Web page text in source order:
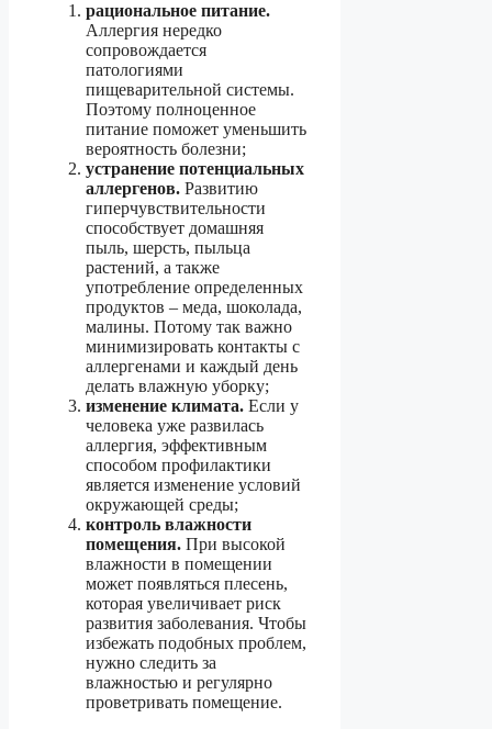
рациональное питание.
Аллергия нередко
сопровождается
патологиями
пищеварительной системы.
Поэтому полноценное
питание поможет уменьшить
вероятность болезни;
устранение потенциальных
аллергенов. Развитию
гиперчувствительности
способствует домашняя
пыль, шерсть, пыльца
растений, а также
употребление определенных
продуктов – меда, шоколада,
малины. Потому так важно
минимизировать контакты с
аллергенами и каждый день
делать влажную уборку;
изменение климата. Если у
человека уже развилась
аллергия, эффективным
способом профилактики
является изменение условий
окружающей среды;
контроль влажности
помещения. При высокой
влажности в помещении
может появляться плесень,
которая увеличивает риск
развития заболевания. Чтобы
избежать подобных проблем,
нужно следить за
влажностью и регулярно
проветривать помещение.